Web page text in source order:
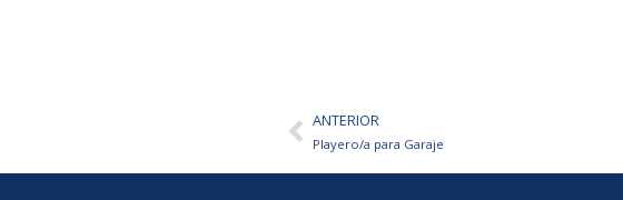
AntANTERIOR
Playero/a para Garaje